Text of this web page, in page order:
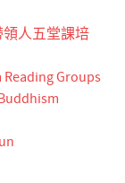
領人五堂課培
Groups